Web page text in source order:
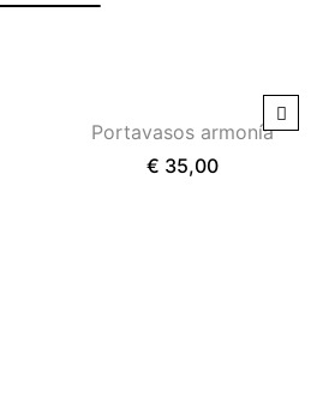
Portavasos armonía
€ 35,00